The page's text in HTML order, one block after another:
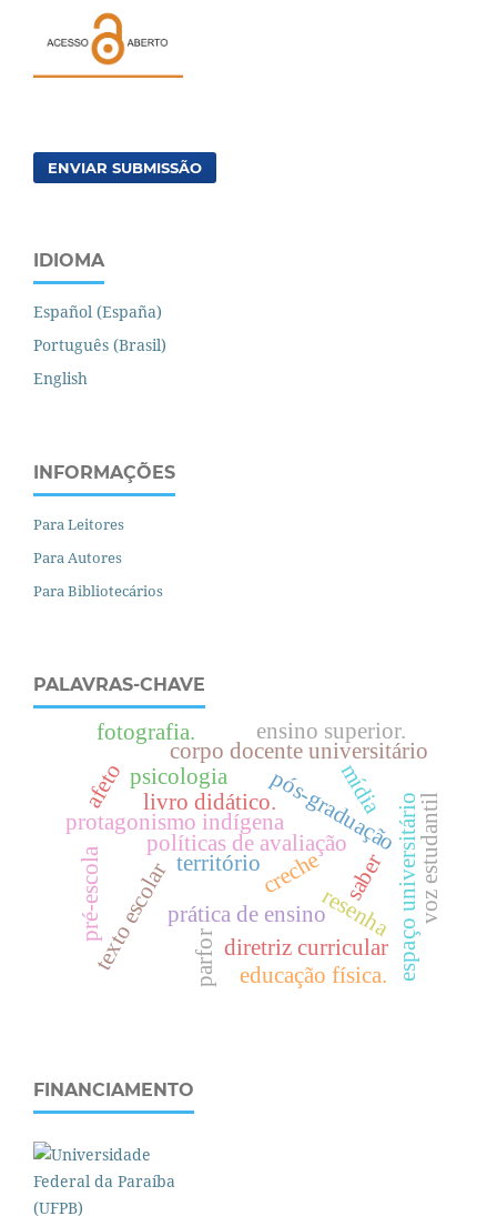
ENVIAR SUBMISSÃO
IDIOMA
Español (España)
Português (Brasil)
English
INFORMAÇÕES
Para Leitores
Para Autores
Para Bibliotecários
PALAVRAS-CHAVE
resenha
território
diretriz curricular
prática de ensino
texto escolar
políticas de avaliação espaço universitário
pós-graduação
protagonismo indígena
saber
corpo docente universitário
mídia
livro didático.
parfor
voz estudantil
educação física.
pré-escola creche
psicologia
ensino superior.
fotografia.
afeto
FINANCIAMENTO